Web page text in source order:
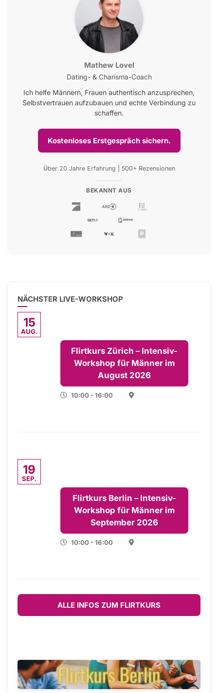
Mathew Lovel
Dating- & Charisma-Coach
Ich helfe Männern, Frauen authentisch anzusprechen,
Selbstvertrauen aufzubauen und echte Verbindung zu
schaffen.
Kostenloses Erstgespräch sichern.
Über 20 Jahre Erfahrung | 500+ Rezensionen
BEKANNT AUS
NÄCHSTER LIVE-WORKSHOP
15
AUG.
Flirtkurs Zürich – Intensiv-
Workshop für Männer im
August 2026
10:00 - 16:00
19
SEP.
Flirtkurs Berlin – Intensiv-
Workshop für Männer im
September 2026
10:00 - 16:00
ALLE INFOS ZUM FLIRTKURS